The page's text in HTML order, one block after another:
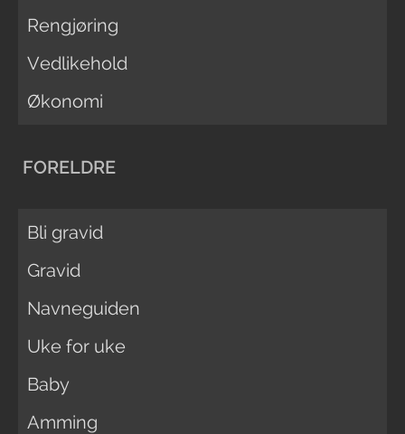
Rengjøring
Vedlikehold
Økonomi
FORELDRE
Bli gravid
Gravid
Navneguiden
Uke for uke
Baby
Amming